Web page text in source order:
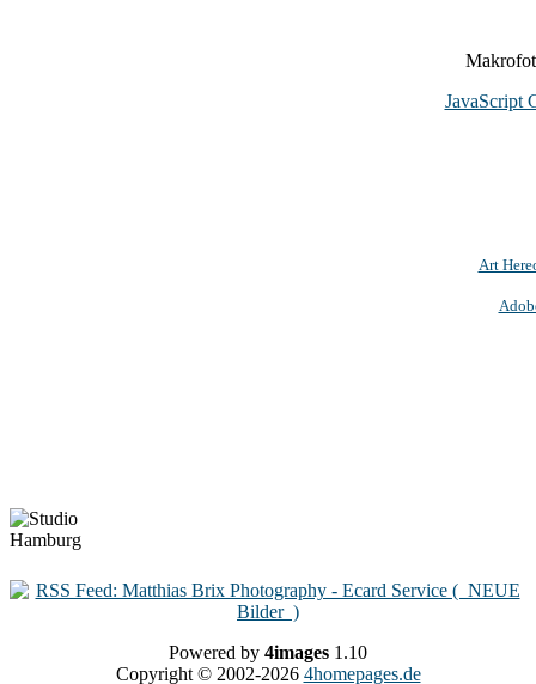
JavaScript
Art
Powered by 4images 1.10
Copyright © 2002-2026 4homepages.de